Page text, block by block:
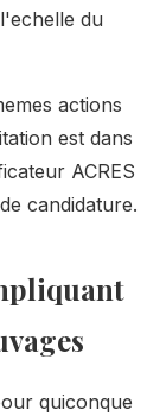
du
actions
est dans
ACRES
candidature.
quiconque